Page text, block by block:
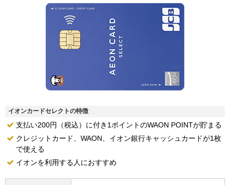
イオンカードセレクトの特徴
支払い200円（税込）に付き1ポイントのWAON POINTが貯まる
クレジットカード、WAON、イオン銀行キャッシュカードが1枚
で使える
イオンを利用する人におすすめ